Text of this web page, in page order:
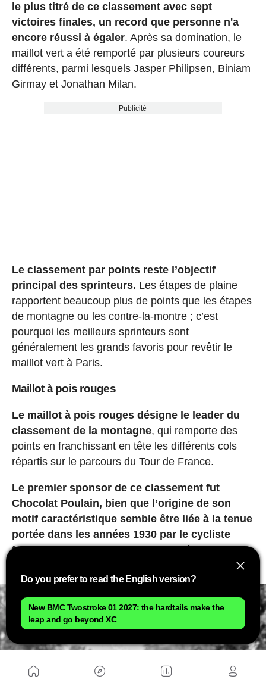
le plus titré de ce classement avec sept
victoires finales, un record que personne n'a
encore réussi à égaler. Après sa domination, le
maillot vert a été remporté par plusieurs coureurs
différents, parmi lesquels Jasper Philipsen, Biniam
Girmay et Jonathan Milan.
Publicité
Le classement par points reste l’objectif
principal des sprinteurs. Les étapes de plaine
rapportent beaucoup plus de points que les étapes
de montagne ou les contre-la-montre ; c’est
pourquoi les meilleurs sprinteurs sont
généralement les grands favoris pour revêtir le
maillot vert à Paris.
Maillot à pois rouges
Le maillot à pois rouges désigne le leader du
classement de la montagne, qui remporte des
points en franchissant en tête les différents cols
répartis sur le parcours du Tour de France.
Le premier sponsor de ce classement fut
Chocolat Poulain, bien que l’origine de son
motif caractéristique semble être liée à la tenue
portée dans les années 1930 par le cycliste
français Henri Lemoine, surnommé « P’tits Pois
Do you prefer to read the English version?
New BMC Twostroke 01 2027: the hardtails make the
leap and go beyond XC